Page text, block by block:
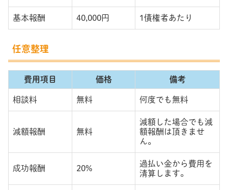
基本報酬 40,000円 1債権者あたり
任意整理
費用項目 価格 備考
相談料 無料 何度でも無料
減額報酬 無料
減額した場合でも減
額報酬は頂きませ
ん。
成功報酬 20%
過払い金から費用を
清算します。